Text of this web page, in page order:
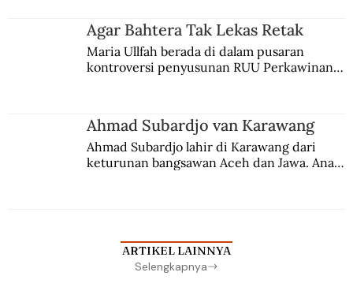
Agar Bahtera Tak Lekas Retak
Maria Ullfah berada di dalam pusaran
kontroversi penyusunan RUU Perkawinan.
Ahmad Subardjo van Karawang
Ahmad Subardjo lahir di Karawang dari
keturunan bangsawan Aceh dan Jawa. Anak
ARTIKEL LAINNYA
Selengkapnya